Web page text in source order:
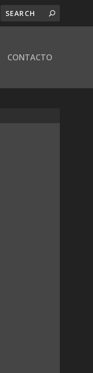
CONTACTO